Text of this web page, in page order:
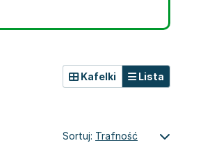
Kafelki Lista
Sortuj: Trafność